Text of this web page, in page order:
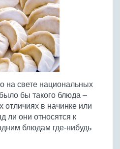
на свете национальных
бы такого блюда –
отличиях в начинке или
ли они относятся к
блюдам где-нибудь